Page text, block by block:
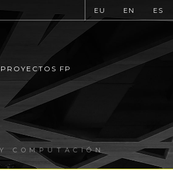
EU EN ES
PROYECTOS FP
COMPUTACIÓN